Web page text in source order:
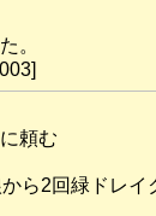
。
頼む
ら2回緑ドレイ